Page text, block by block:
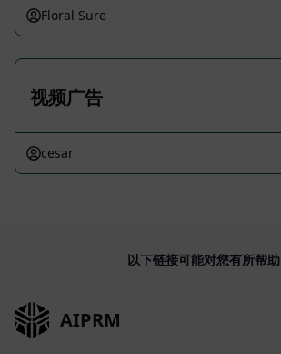
Floral Sure
视频广告
cesar
以下链接可能对您有所帮助
AIPRM